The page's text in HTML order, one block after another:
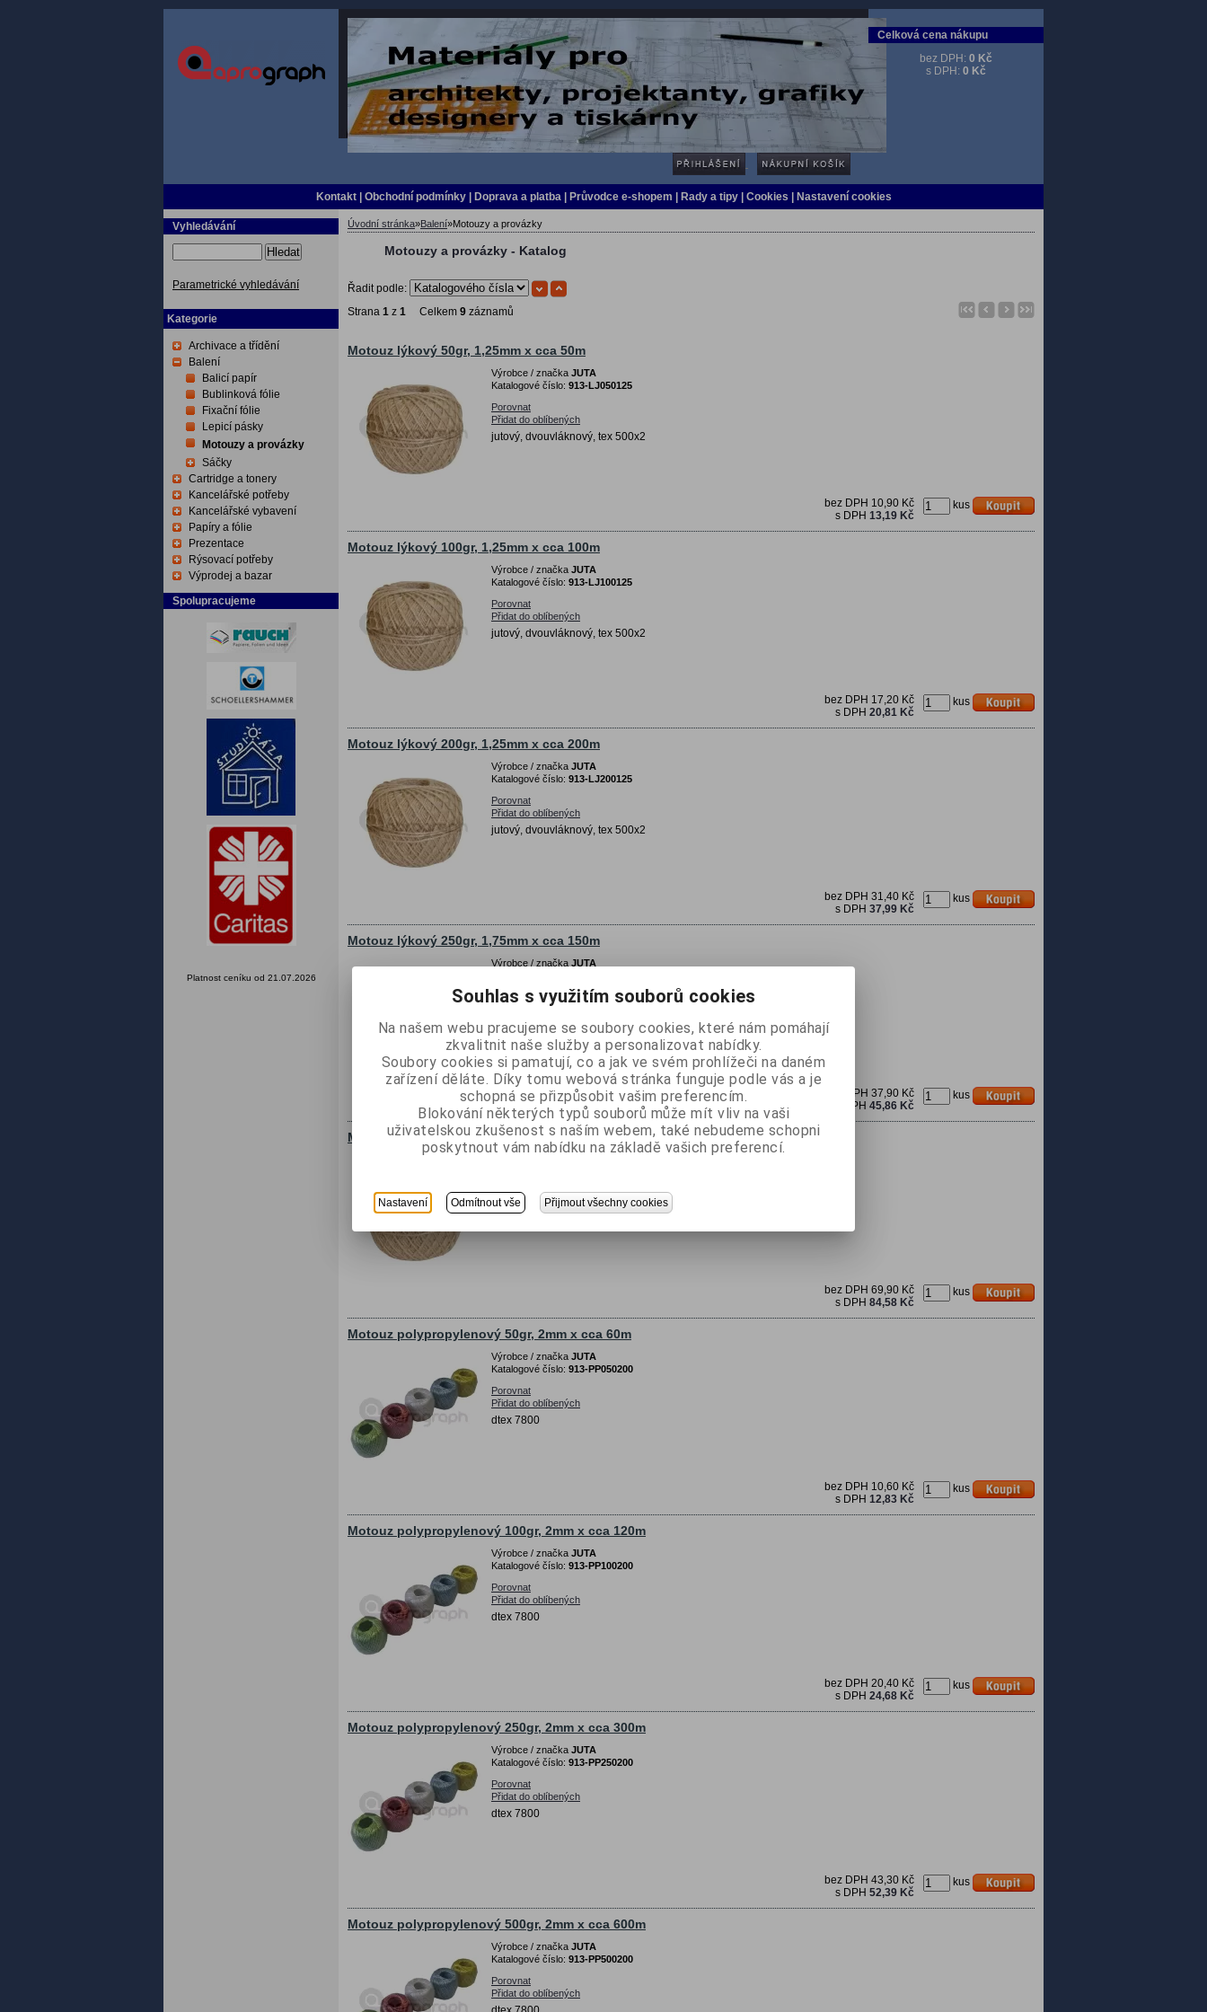
Celková cena nákupu
bez DPH: 0 Kč
s DPH: 0 Kč
Kontakt Obchodní podmínky Doprava a platba Průvodce e-shopem Rady a tipy | Cookies | Nastavení cookies
Vyhledávání
Hledat
Parametrické vyhledávání
Kategorie
Archivace a třídění
Balení
Balicí papír
Bublinková fólie
Fixační fólie
Lepicí pásky
Motouzy a provázky
Sáčky
Cartridge a tonery
Kancelářské potřeby
Kancelářské vybavení
Papíry a fólie
Prezentace
Rýsovací potřeby
Výprodej a bazar
Spolupracujeme
Platnost ceníku od 21.07.2026
Úvodní stránka»Balení»Motouzy a provázky
Motouzy a provázky - Katalog
Řadit podle:
Strana 1 z 1 Celkem 9 záznamů
Motouz lýkový 50gr, 1,25mm x cca 50m
Výrobce / značka JUTA
Katalogové číslo: 913-LJ050125
Porovnat
Přidat do oblíbených
jutový, dvouvláknový, tex 500x2
kus
bez DPH 10,90 Kč
s DPH 13,19 Kč
Motouz lýkový 100gr, 1,25mm x cca 100m
Výrobce / značka JUTA
Katalogové číslo: 913-LJ100125
Porovnat
Přidat do oblíbených
jutový, dvouvláknový, tex 500x2
kus
bez DPH 17,20 Kč
s DPH 20,81 Kč
Motouz lýkový 200gr, 1,25mm x cca 200m
Výrobce / značka JUTA
Katalogové číslo: 913-LJ200125
Porovnat
Přidat do oblíbených
jutový, dvouvláknový, tex 500x2
kus
bez DPH 31,40 Kč
s DPH 37,99 Kč
Motouz lýkový 250gr, 1,75mm x cca 150m
Výrobce / značka JUTA
Porovnat
jutový, třívláknový, tex 500x3
kus
bez DPH 37,90 Kč
s DPH 45,86 Kč
Motouz lýkový 500gr, 3,5mm x cca 150m
Porovnat
Přidat do oblíbených
kus
bez DPH 69,90 Kč
s DPH 84,58 Kč
Motouz polypropylenový 50gr, 2mm x cca 60m
Výrobce / značka JUTA
Katalogové číslo: 913-PP050200
Porovnat
Přidat do oblíbených
dtex 7800
kus
bez DPH 10,60 Kč
s DPH 12,83 Kč
Motouz polypropylenový 100gr, 2mm x cca 120m
Výrobce / značka JUTA
Katalogové číslo: 913-PP100200
Porovnat
Přidat do oblíbených
dtex 7800
kus
bez DPH 20,40 Kč
s DPH 24,68 Kč
Motouz polypropylenový 250gr, 2mm x cca 300m
Výrobce / značka JUTA
Katalogové číslo: 913-PP250200
Porovnat
Přidat do oblíbených
dtex 7800
kus
bez DPH 43,30 Kč
s DPH 52,39 Kč
Motouz polypropylenový 500gr, 2mm x cca 600m
Výrobce / značka JUTA
Katalogové číslo: 913-PP500200
Porovnat
Přidat do oblíbených
Souhlas s využitím souborů cookies
Na našem webu pracujeme se soubory cookies, které nám pomáhají
zkvalitnit naše služby a personalizovat nabídky.
Soubory cookies si pamatují, co a jak ve svém prohlížeči na daném
zařízení děláte. Díky tomu webová stránka funguje podle vás a je
schopná se přizpůsobit vašim preferencím.
Blokování některých typů souborů může mít vliv na vaši
uživatelskou zkušenost s naším webem, také nebudeme schopni
poskytnout vám nabídku na základě vašich preferencí.
Nastavení Odmítnout vše Přijmout všechny cookies